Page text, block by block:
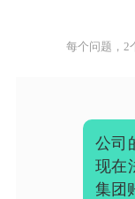
每个问题，2
公司
现在
集团